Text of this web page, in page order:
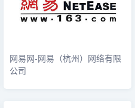
网易网-网易（杭州）网络有限
公司